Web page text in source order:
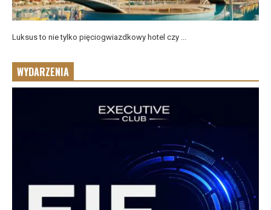
Luksus to nie tylko pięciogwiazdkowy hotel czy ...
WYDARZENIA